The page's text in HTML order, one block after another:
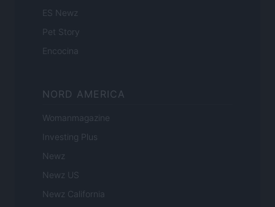
ES Newz
Pet Story
Encocina
NORD AMERICA
Womanmagazine
Investing Plus
Newz
Newz US
Newz California